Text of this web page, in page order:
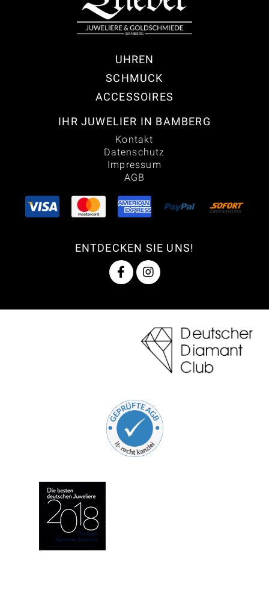
UHREN
SCHMUCK
ACCESSOIRES
IHR JUWELIER IN BAMBERG
Kontakt
Datenschutz
Impressum
AGB
ENTDECKEN SIE UNS!